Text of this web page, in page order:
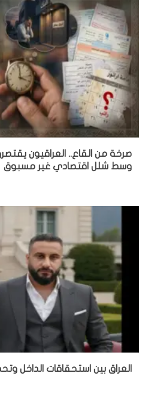
صرخة من القاع.. العراقيون
وسط شلل اقتصادي غير مسبوق
‏العراق بين استحقاقات الداخل